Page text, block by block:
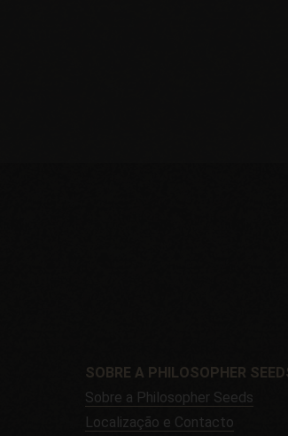
SOBRE A PHILOSOPHER
Sobre a Philosopher Seeds
Localização e Contacto